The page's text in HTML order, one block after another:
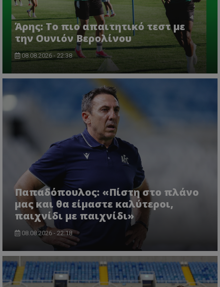
Άρης: Το πιο απαιτητικό τεστ με
την Ουνιόν Βερολίνου
08.08.2026 - 22:38
Παπαδόπουλος: «Πίστη στο πλάνο
μας και θα είμαστε καλύτεροι,
παιχνίδι με παιχνίδι»
08.08.2026 - 22:18